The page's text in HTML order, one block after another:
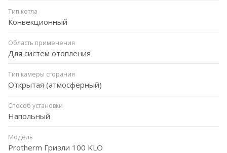
Тип котла
Конвекционный
Область применения
Для систем отопления
Тип камеры сгорания
Открытая (атмосферный)
Способ установки
Напольный
Модель
Protherm Гризли 100 KLO